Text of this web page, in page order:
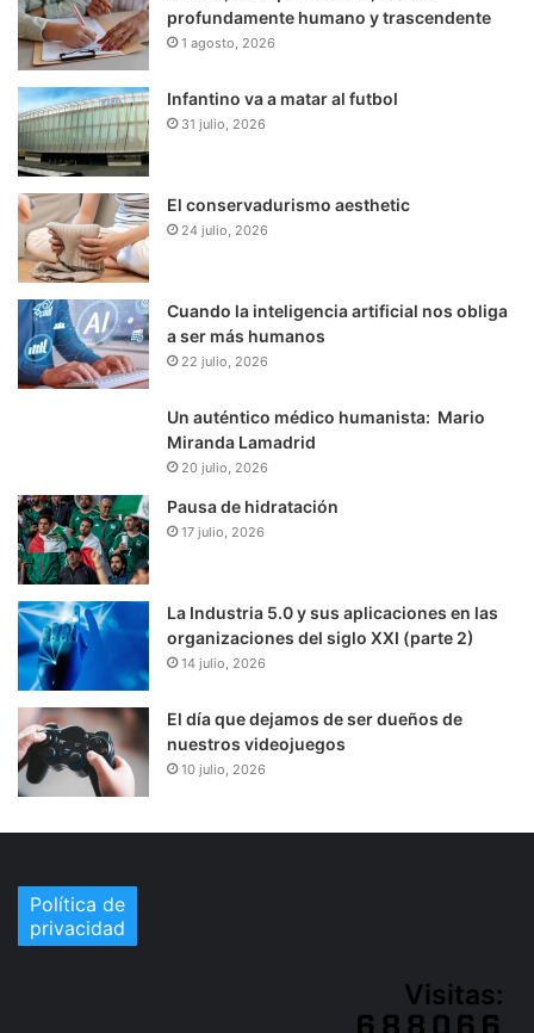
profundamente humano y trascendente
1 agosto, 2026
Infantino va a matar al futbol
31 julio, 2026
El conservadurismo aesthetic
24 julio, 2026
Cuando la inteligencia artificial nos obliga
a ser más humanos
22 julio, 2026
Un auténtico médico humanista: Mario
Miranda Lamadrid
20 julio, 2026
Pausa de hidratación
17 julio, 2026
La Industria 5.0 y sus aplicaciones en las
organizaciones del siglo XXI (parte 2)
14 julio, 2026
El día que dejamos de ser dueños de
nuestros videojuegos
10 julio, 2026
Política de
privacidad
Visitas: